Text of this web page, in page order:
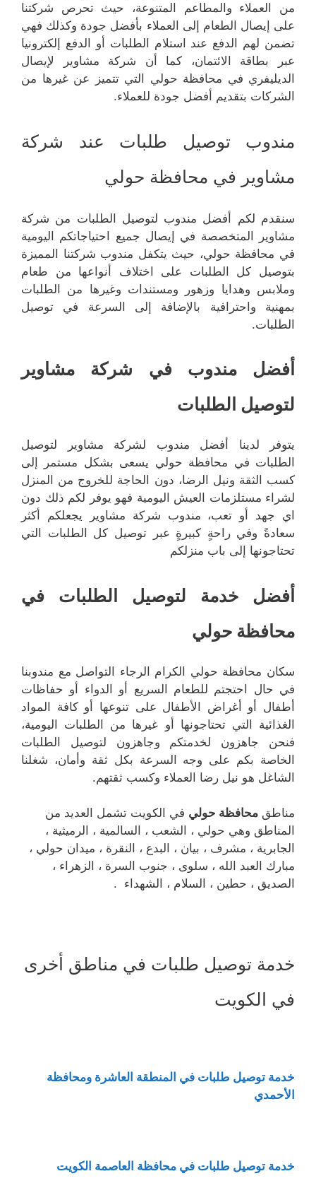
من العملاء والمطاعم المتنوعة، حيث تحرص شركتنا
على إيصال الطعام إلى العملاء بأفضل جودة وكذلك فهي
تضمن لهم الدفع عند استلام الطلبات أو الدفع إلكترونيا
عبر بطاقة الائتمان، كما أن شركة مشاوير لإيصال
الديليفري في محافظة حولي التي تتميز عن غيرها من
الشركات بتقديم أفضل جودة للعملاء.
مندوب توصيل طلبات عند شركة
مشاوير في محافظة حولي
سنقدم لكم أفضل مندوب لتوصيل الطلبات من شركة
مشاوير المتخصصة في إيصال جميع احتياجاتكم اليومية
في محافظة حولي، حيث يتكفل مندوب شركتنا المميزة
بتوصيل كل الطلبات على اختلاف أنواعها من طعام
وملابس وهدايا وزهور ومستندات وغيرها من الطلبات
بمهنية واحترافية بالإضافة إلى السرعة في توصيل
الطلبات.
أفضل مندوب في شركة مشاوير
لتوصيل الطلبات
يتوفر لدينا أفضل مندوب لشركة مشاوير لتوصيل
الطلبات في محافظة حولي يسعى بشكل مستمر إلى
كسب الثقة ونيل الرضا، دون الحاجة للخروج من المنزل
لشراء مستلزمات العيش اليومية فهو يوفر لكم ذلك دون
اي جهد أو تعب، مندوب شركة مشاوير يجعلكم أكثر
سعادةً وفي راحةٍ كبيرةٍ عبر توصيل كل الطلبات التي
تحتاجونها إلى باب منزلكم
أفضل خدمة لتوصيل الطلبات في
محافظة حولي
سكان محافظة حولي الكرام الرجاء التواصل مع مندوبنا
في حال احتجتم للطعام السريع أو الدواء أو حفاظات
أطفال أو أغراض الأطفال على تنوعها أو كافة المواد
الغذائية التي تحتاجونها أو غيرها من الطلبات اليومية،
فنحن جاهزون لخدمتكم وجاهزون لتوصيل الطلبات
الخاصة بكم على وجه السرعة بكل ثقة وأمان، شغلنا
الشاغل هو نيل رضا العملاء وكسب ثقتهم.
مناطق محافظة حولي في الكويت تشمل العديد من
المناطق وهي حولي ، الشعب ، السالمية ، الرميثية ،
الجابرية ، مشرف ، بيان ، البدع ، النقرة ، ميدان حولي ،
مبارك العبد الله ، سلوى ، جنوب السرة ، الزهراء ،
الصديق ، حطين ، السلام ، الشهداء .
خدمة توصيل طلبات في مناطق أخرى
في الكويت
خدمة توصيل طلبات في المنطقة العاشرة ومحافظة
الأحمدي
خدمة توصيل طلبات في محافظة العاصمة الكويت